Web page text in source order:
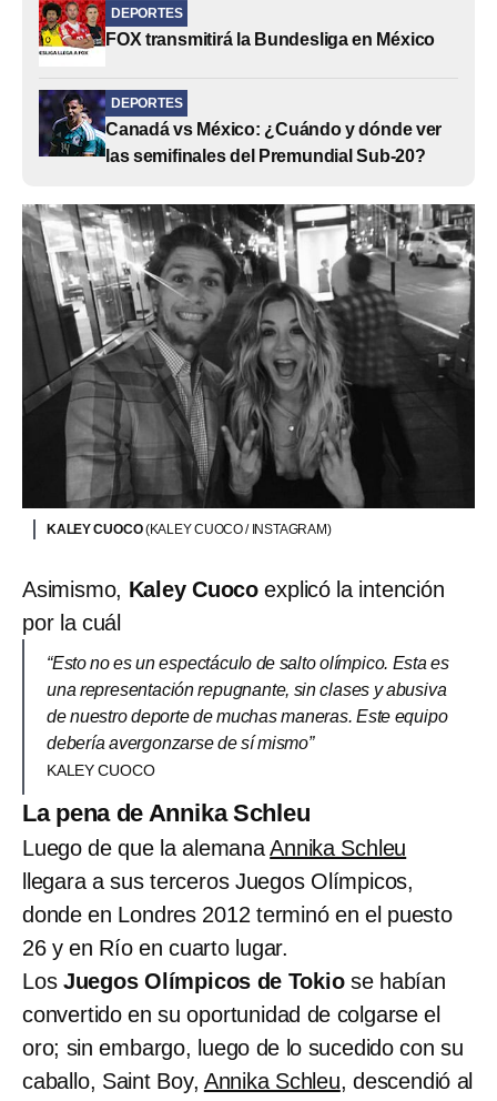
DEPORTES
FOX transmitirá la Bundesliga en México
DEPORTES
Canadá vs México: ¿Cuándo y dónde ver
las semifinales del Premundial Sub-20?
KALEY CUOCO(KALEY CUOCO / INSTAGRAM)
Asimismo, Kaley Cuoco explicó la intención
por la cuál
“Esto no es un espectáculo de salto olímpico. Esta es
una representación repugnante, sin clases y abusiva
de nuestro deporte de muchas maneras. Este equipo
debería avergonzarse de sí mismo”
KALEY CUOCO
La pena de Annika Schleu
Luego de que la alemanaAnnika Schleu
llegara a sus terceros Juegos Olímpicos,
donde en Londres 2012 terminó en el puesto
26 y en Río en cuarto lugar.
Los Juegos Olímpicos de Tokiose habían
convertido en su oportunidad de colgarse el
oro; sin embargo, luego de lo sucedido con su
caballo, Saint Boy, Annika Schleu, descendió al